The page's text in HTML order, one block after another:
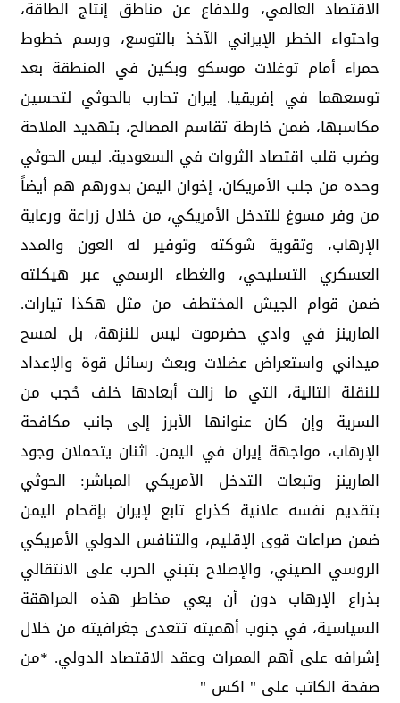
الاقتصاد العالمي، وللدفاع عن مناطق إنتاج الطاقة،
واحتواء الخطر الإيراني الآخذ بالتوسع، ورسم خطوط
حمراء أمام توغلات موسكو وبكين في المنطقة بعد
توسعهما في إفريقيا. إيران تحارب بالحوثي لتحسين
مكاسبها، ضمن خارطة تقاسم المصالح، بتهديد الملاحة
وضرب قلب اقتصاد الثروات في السعودية. ليس الحوثي
وحده من جلب الأمريكان، إخوان اليمن بدورهم هم أيضاً
من وفر مسوغ للتدخل الأمريكي، من خلال زراعة ورعاية
الإرهاب، وتقوية شوكته وتوفير له العون والمدد
العسكري التسليحي، والغطاء الرسمي عبر هيكلته
ضمن قوام الجيش المختطف من مثل هكذا تيارات.
المارينز في وادي حضرموت ليس للنزهة، بل لمسح
ميداني واستعراض عضلات وبعث رسائل قوة والإعداد
للنقلة التالية، التي ما زالت أبعادها خلف حُجب من
السرية وإن كان عنوانها الأبرز إلى جانب مكافحة
الإرهاب، مواجهة إيران في اليمن. اثنان يتحملان وجود
المارينز وتبعات التدخل الأمريكي المباشر: الحوثي
بتقديم نفسه علانية كذراع تابع لإيران بإقحام اليمن
ضمن صراعات قوى الإقليم، والتنافس الدولي الأمريكي
الروسي الصيني، والإصلاح بتبني الحرب على الانتقالي
بذراع الإرهاب دون أن يعي مخاطر هذه المراهقة
السياسية، في جنوب أهميته تتعدى جغرافيته من خلال
إشرافه على أهم الممرات وعقد الاقتصاد الدولي. *من
صفحة الكاتب على " اكس "